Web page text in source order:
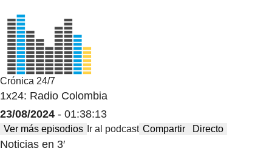
Crónica 24/7
1x24: Radio Colombia
23/08/2024 - 01:38:13
Ver más episodios Ir al podcast Compartir Directo
Noticias en 3′